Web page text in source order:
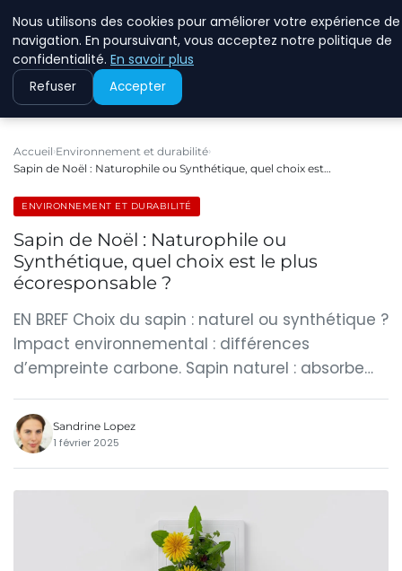
Accueil Environnement et durabilité
Sapin de Noël : Naturophile ou Synthétique, quel choix est…
ENVIRONNEMENT ET DURABILITÉ
Sapin de Noël : Naturophile ou
Synthétique, quel choix est le plus
écoresponsable ?
EN BREF Choix du sapin : naturel ou synthétique ?
Impact environnemental : différences
d’empreinte carbone. Sapin naturel : absorbe…
Sandrine Lopez
1 février 2025
Nous utilisons des cookies pour améliorer votre expérience de
navigation. En poursuivant, vous acceptez notre politique de
confidentialité. En savoir plus
Refuser Accepter